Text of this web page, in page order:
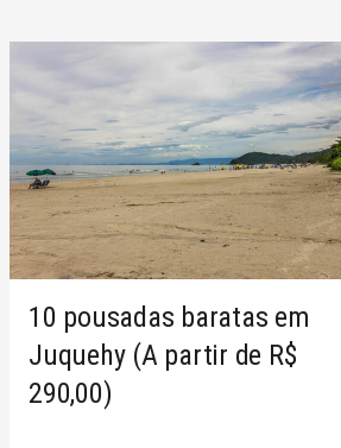
10 pousadas baratas em
Juquehy (A partir de R$
290,00)